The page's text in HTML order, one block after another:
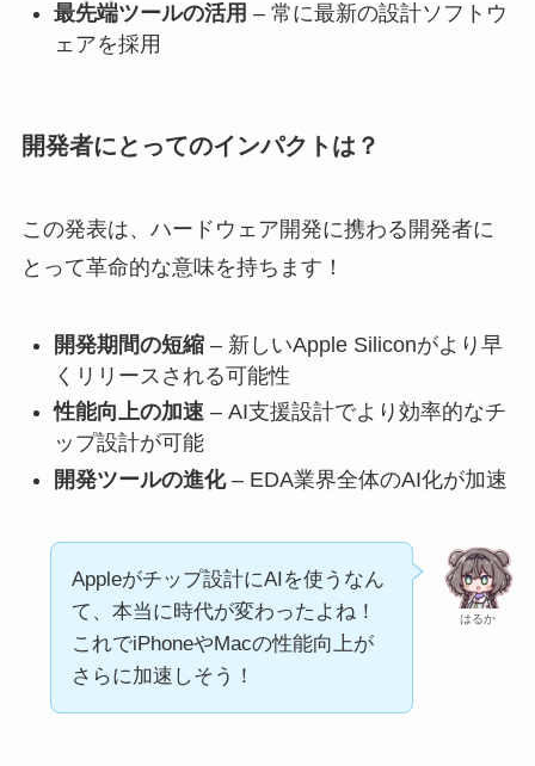
最先端ツールの活用 – 常に最新の設計ソフトウ
ェアを採用
開発者にとってのインパクトは？
この発表は、ハードウェア開発に携わる開発者に
とって革命的な意味を持ちます！
開発期間の短縮– 新しいApple Siliconがより早
くリリースされる可能性
性能向上の加速– AI支援設計でより効率的なチ
ップ設計が可能
開発ツールの進化– EDA業界全体のAI化が加速
はるか
Appleがチップ設計にAIを使うなん
て、本当に時代が変わったよね！
これでiPhoneやMacの性能向上が
さらに加速しそう！